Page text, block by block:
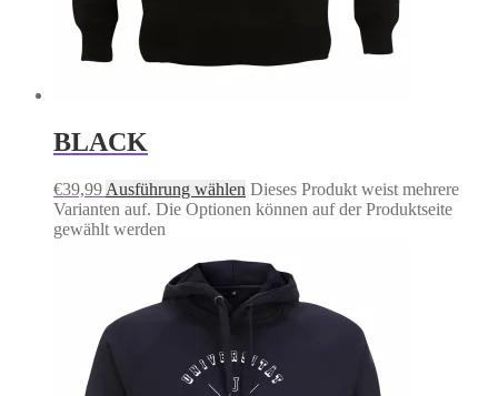
BLACK
€39,99 Ausführung wählen Dieses Produkt weist mehrere
Varianten auf. Die Optionen können auf der Produktseite
gewählt werden